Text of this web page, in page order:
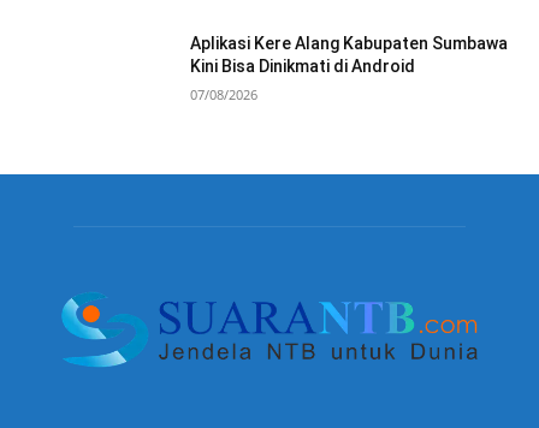
Aplikasi Kere Alang Kabupaten Sumbawa
Kini Bisa Dinikmati di Android
07/08/2026